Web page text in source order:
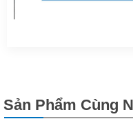
Sản Phẩm Cùng